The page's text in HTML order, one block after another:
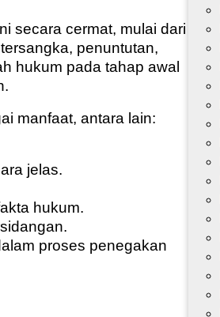
secara cermat, mulai dari
penuntutan,
hukum pada tahap awal
manfaat, antara lain:
jelas.
hukum.
proses penegakan